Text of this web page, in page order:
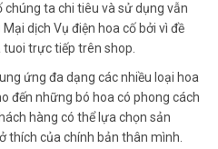
ta chi tiêu và sử dụng vẫn
dịch Vụ điện hoa cố bởi vì đề
trực tiếp trên shop.
ứng đa dạng các nhiều loại hoa
đến những bó hoa có phong cách
hàng có thể lựa chọn sản
thích của chính bản thân mình.